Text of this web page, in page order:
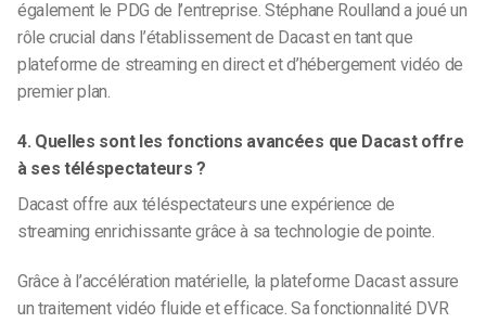
également le PDG de l’entreprise. Stéphane Roulland a joué un
rôle crucial dans l’établissement de Dacast en tant que
plateforme de streaming en direct et d’hébergement vidéo de
premier plan.
4. Quelles sont les fonctions avancées que Dacast offre
à ses téléspectateurs ?
Dacast offre aux téléspectateurs une expérience de
streaming enrichissante grâce à sa technologie de pointe.
Grâce à l’accélération matérielle, la plateforme Dacast assure
un traitement vidéo fluide et efficace. Sa fonctionnalité DVR